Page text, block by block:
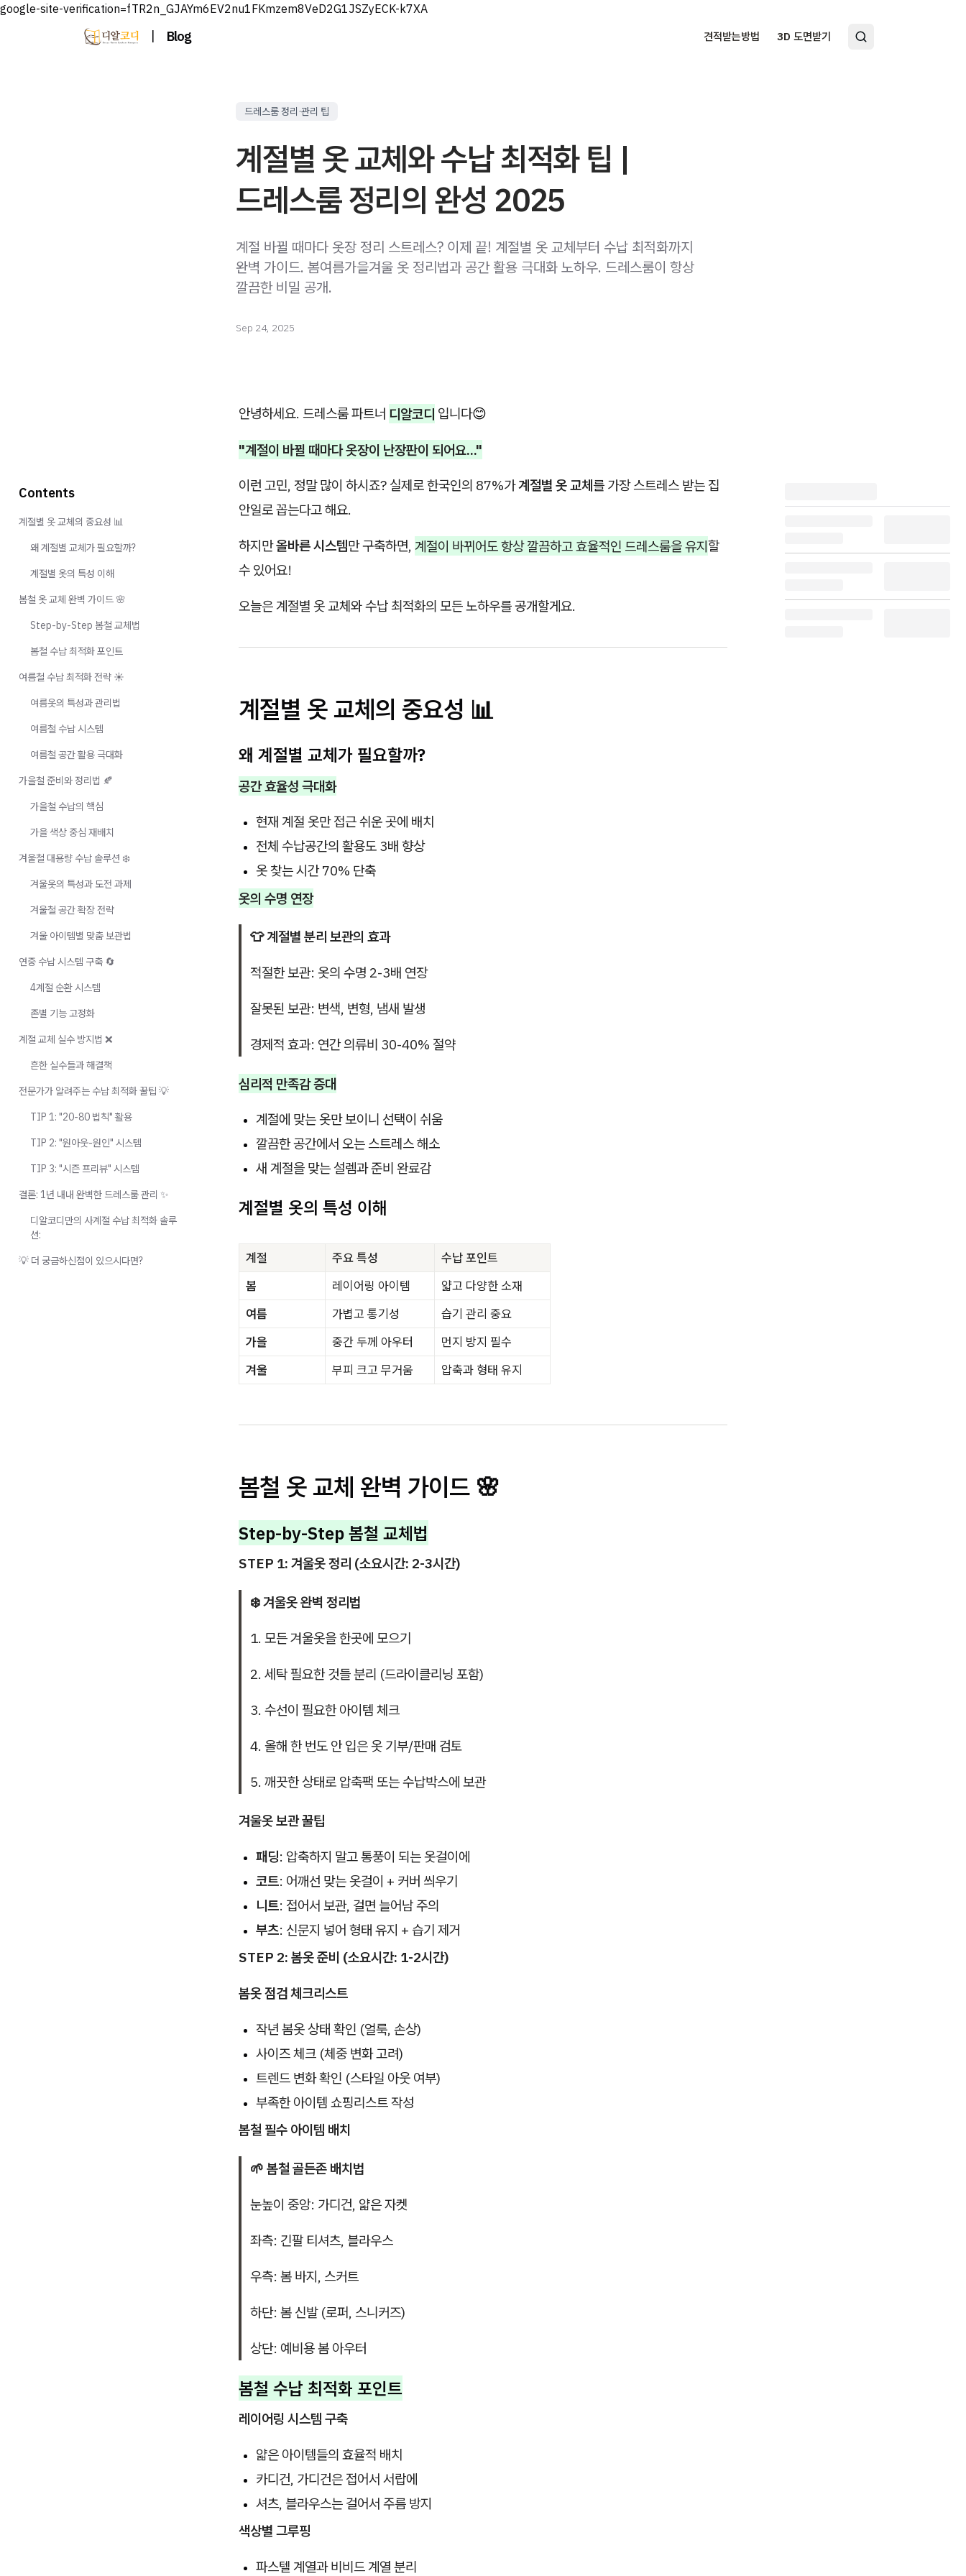
google-site-verification=fTR2n_GJAYm6EV2nu1FKmzem8VeD2G1JSZyECK-k7XA
| Blog 견적받는방법 3D 도면받기
드레스룸 정리·관리 팁
계절별 옷 교체와 수납 최적화 팁 |
드레스룸 정리의 완성 2025
계절 바뀔 때마다 옷장 정리 스트레스? 이제 끝! 계절별 옷 교체부터 수납 최적화까지
완벽 가이드. 봄여름가을겨울 옷 정리법과 공간 활용 극대화 노하우. 드레스룸이 항상
깔끔한 비밀 공개.
Sep 24, 2025
안녕하세요. 드레스룸 파트너 디알코디 입니다😊
"계절이 바뀔 때마다 옷장이 난장판이 되어요..."
이런 고민, 정말 많이 하시죠? 실제로 한국인의 87%가계절별 옷 교체를 가장 스트레스 받는 집
안일로 꼽는다고 해요.
하지만올바른 시스템만 구축하면, 계절이 바뀌어도 항상 깔끔하고 효율적인 드레스룸을 유지할
수 있어요!
오늘은 계절별 옷 교체와 수납 최적화의 모든 노하우를 공개할게요.
계절별 옷 교체의 중요성 📊
왜 계절별 교체가 필요할까?
공간 효율성 극대화
현재 계절 옷만 접근 쉬운 곳에 배치
전체 수납공간의 활용도 3배 향상
옷 찾는 시간 70% 단축
옷의 수명 연장
👕 계절별 분리 보관의 효과
적절한 보관: 옷의 수명 2-3배 연장
잘못된 보관: 변색, 변형, 냄새 발생
경제적 효과: 연간 의류비 30-40% 절약
심리적 만족감 증대
계절에 맞는 옷만 보이니 선택이 쉬움
깔끔한 공간에서 오는 스트레스 해소
새 계절을 맞는 설렘과 준비 완료감
계절별 옷의 특성 이해
계절 주요 특성
수납 포인트
봄
레이어링 아이템
얇고 다양한 소재
여름
가볍고 통기성
습기 관리 중요
가을
중간 두께 아우터
먼지 방지 필수
겨울
부피 크고 무거움 압축과 형태 유지
봄철 옷 교체 완벽 가이드 🌸
Step-by-Step 봄철 교체법
STEP 1: 겨울옷 정리 (소요시간: 2-3시간)
❄️ 겨울옷 완벽 정리법
1. 모든 겨울옷을 한곳에 모으기
2. 세탁 필요한 것들 분리 (드라이클리닝 포함)
3. 수선이 필요한 아이템 체크
4. 올해 한 번도 안 입은 옷 기부/판매 검토
5. 깨끗한 상태로 압축팩 또는 수납박스에 보관
겨울옷 보관 꿀팁
패딩: 압축하지 말고 통풍이 되는 옷걸이에
코트: 어깨선 맞는 옷걸이 + 커버 씌우기
니트: 접어서 보관, 걸면 늘어남 주의
부츠: 신문지 넣어 형태 유지 + 습기 제거
STEP 2: 봄옷 준비 (소요시간: 1-2시간)
봄옷 점검 체크리스트
작년 봄옷 상태 확인 (얼룩, 손상)
사이즈 체크 (체중 변화 고려)
트렌드 변화 확인 (스타일 아웃 여부)
부족한 아이템 쇼핑리스트 작성
봄철 필수 아이템 배치
🌱 봄철 골든존 배치법
눈높이 중앙: 가디건, 얇은 자켓
좌측: 긴팔 티셔츠, 블라우스
우측: 봄 바지, 스커트
하단: 봄 신발 (로퍼, 스니커즈)
상단: 예비용 봄 아우터
봄철 수납 최적화 포인트
레이어링 시스템 구축
얇은 아이템들의 효율적 배치
카디건, 가디건은 접어서 서랍에
셔츠, 블라우스는 걸어서 주름 방지
색상별 그루핑
파스텔 계열과 비비드 계열 분리
Contents
계절별 옷 교체의 중요성 📊
왜 계절별 교체가 필요할까?
계절별 옷의 특성 이해
봄철 옷 교체 완벽 가이드 🌸
Step-by-Step 봄철 교체법
봄철 수납 최적화 포인트
여름철 수납 최적화 전략 ☀️
여름옷의 특성과 관리법
여름철 수납 시스템
여름철 공간 활용 극대화
가을철 준비와 정리법 🍂
가을철 수납의 핵심
가을 색상 중심 재배치
겨울철 대용량 수납 솔루션 ❄️
겨울옷의 특성과 도전 과제
겨울철 공간 확장 전략
겨울 아이템별 맞춤 보관법
연중 수납 시스템 구축 🔄
4계절 순환 시스템
존별 기능 고정화
계절 교체 실수 방지법 ❌
흔한 실수들과 해결책
전문가가 알려주는 수납 최적화 꿀팁 💡
TIP 1: "20-80 법칙" 활용
TIP 2: "원아웃-원인" 시스템
TIP 3: "시즌 프리뷰" 시스템
결론: 1년 내내 완벽한 드레스룸 관리 ✨
디알코디만의 사계절 수납 최적화 솔루
션:
💡 더 궁금하신점이 있으시다면?